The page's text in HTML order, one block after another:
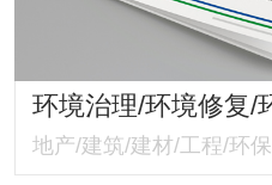
地产/建筑/建材/工程/环保